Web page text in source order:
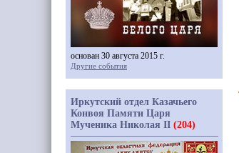
основан 30 августа 2015 г.
Другие события
Иркутский отдел Казачьего
Конвоя Памяти Царя
Мученика Николая II (204)